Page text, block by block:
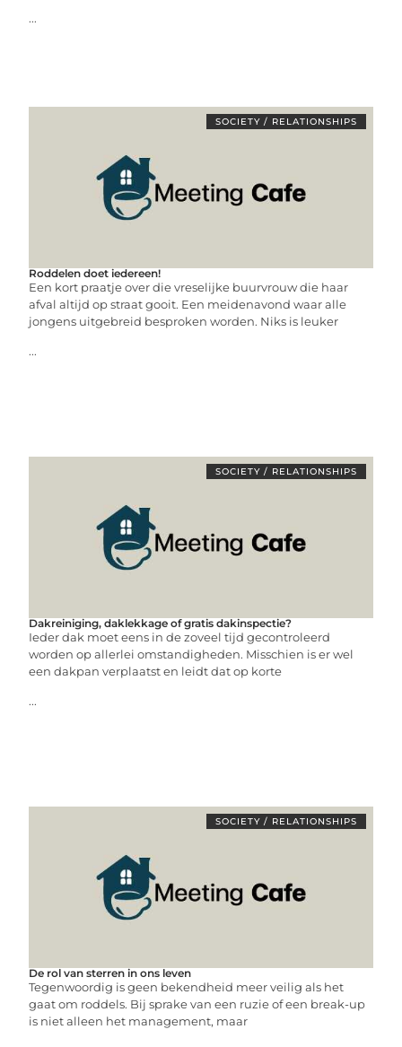
...
SOCIETY / RELATIONSHIPS
Roddelen doet iedereen!
Een kort praatje over die vreselijke buurvrouw die haar
afval altijd op straat gooit. Een meidenavond waar alle
jongens uitgebreid besproken worden. Niks is leuker
...
SOCIETY / RELATIONSHIPS
Dakreiniging, daklekkage of gratis dakinspectie?
Ieder dak moet eens in de zoveel tijd gecontroleerd
worden op allerlei omstandigheden. Misschien is er wel
een dakpan verplaatst en leidt dat op korte
...
SOCIETY / RELATIONSHIPS
De rol van sterren in ons leven
Tegenwoordig is geen bekendheid meer veilig als het
gaat om roddels. Bij sprake van een ruzie of een break-up
is niet alleen het management, maar